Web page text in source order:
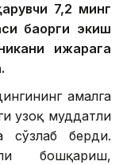
7,2 минг
баҳорги экиш
ижарага
амалга
узоқ муддатли
сўзлаб берди.
бошқариш,